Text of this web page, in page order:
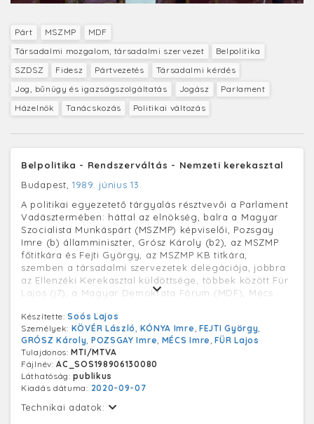
Párt MSZMP
MDF
Társadalmi mozgalom, társadalmi szervezet
Belpolitika
SZDSZ
Fidesz Pártvezetés
Társadalmi kérdés
Jog, bűnügy és igazságszolgáltatás
Jogász
Parlament
Házelnök
Tanácskozás Politikai változás
Belpolitika - Rendszerváltás - Nemzeti kerekasztal
Budapest, 1989. június 13.
A politikai egyezetető tárgyalás résztvevői a Parlament
Vadásztermében: háttal az elnökség, balra a Magyar
Szocialista Munkáspárt (MSZMP) képviselői, Pozsgay
Imre (b) államminiszter, Grósz Károly (b2), az MSZMP
főtitkára és Fejti György, az MSZMP KB titkára,
szemben a társadalmi szervezetek delegációja, jobbra
az Ellenzéki Kerekasztal küldöttsége, többek között Für
Lajos (j7), a Magyar Demokrata Fórum (MDF), Mécs
Kövér László (j) a Fiatal Demokraták Szövetsége
(Fidesz) alapító tagjai, valamint Kónya Imre (j5) az MDF
tagja, a Független Jogász Fórum (FJF) vezetője
foglalnak helyet.
Az Ellenzéki Kerekasztal 1989, március 22-én alakult.
Alapitó tagok: Bajcsy- Zsilinszky Társaság, Fidesz,
Magyar Demokrata Fórum (MDF), Szabad Demokraták
Szövetsége (SZDSZ), Keresztény Demokrata Néppárt
Készítette:Soós Lajos
Személyek: KÖVÉR László, KÓNYA Imre, FEJTI György,
GRÓSZ Károly, POZSGAY Imre, MÉCS Imre,FÜR Lajos
Tulajdonos:MTI/MTVA
Fájlnév:AC_SOS198906130080
Láthatóság:publikus
Kiadás dátuma: 2020-09-07
Technikai adatok: